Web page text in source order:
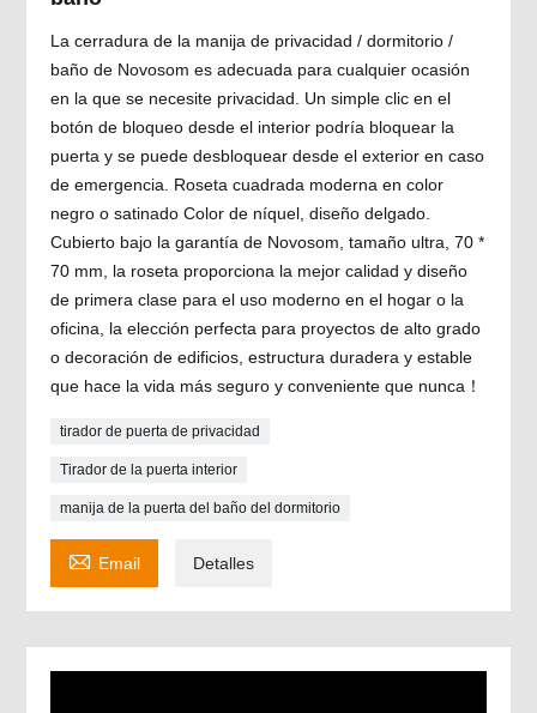
La cerradura de la manija de privacidad / dormitorio /
baño de Novosom es adecuada para cualquier ocasión
en la que se necesite privacidad. Un simple clic en el
botón de bloqueo desde el interior podría bloquear la
puerta y se puede desbloquear desde el exterior en caso
de emergencia. Roseta cuadrada moderna en color
negro o satinado Color de níquel, diseño delgado.
Cubierto bajo la garantía de Novosom, tamaño ultra, 70 *
70 mm, la roseta proporciona la mejor calidad y diseño
de primera clase para el uso moderno en el hogar o la
oficina, la elección perfecta para proyectos de alto grado
o decoración de edificios, estructura duradera y estable
que hace la vida más seguro y conveniente que nunca！
tirador de puerta de privacidad
Tirador de la puerta interior
manija de la puerta del baño del dormitorio
 Email Detalles